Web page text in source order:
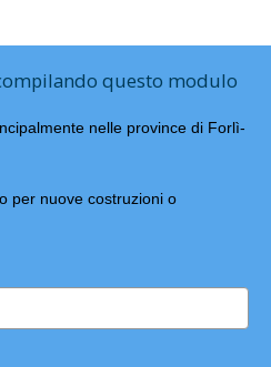
questo modulo
nelle province di Forlì-
per nuove costruzioni o